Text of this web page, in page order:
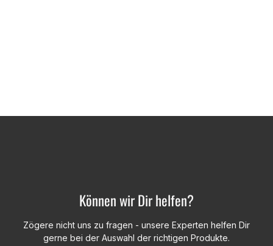
Können wir Dir helfen?
Zögere nicht uns zu fragen - unsere Experten helfen Dir
gerne bei der Auswahl der richtigen Produkte.